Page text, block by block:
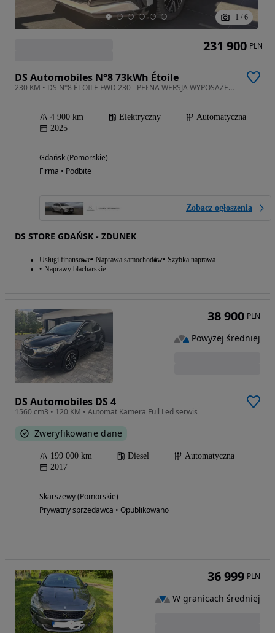
1 / 6
DS Automobiles N°8 73kWh Étoile
230 KM • DS N°8 ÉTOILE FWD 230 - PEŁNA WERSJA WYPOSAŻENIA - dostępny od ręki
4 900 km Elektryczny
Automatyczna
2025
Gdańsk (Pomorskie)
Firma • Podbite
Zobacz ogłoszenia
DS STORE GDAŃSK - ZDUNEK
Usługi finansowe Naprawa samochodów Szybka naprawa
Naprawy blacharskie
231 900 PLN
DS Automobiles DS 4
1560 cm3 • 120 KM • Automat Kamera Full Led serwis
Zweryfikowane dane
199 000 km Diesel
Automatyczna
2017
Skarszewy (Pomorskie)
Prywatny sprzedawca • Opublikowano
38 900 PLN
Powyżej średniej
36 999 PLN
W granicach średniej